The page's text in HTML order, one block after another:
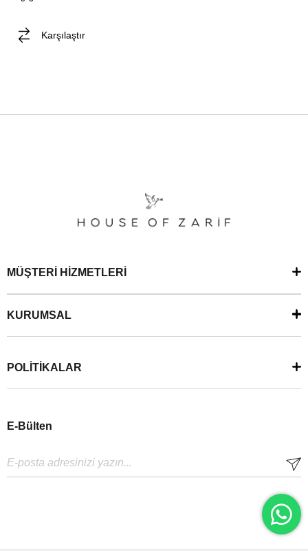
Karşılaştır
MÜŞTERİ HİZMETLERİ
KURUMSAL
POLİTİKALAR
E-Bülten